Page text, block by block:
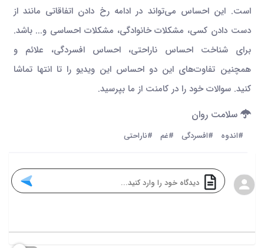
است. این احساس می‌تواند در ادامه رخ دادن اتفاقاتی مانند از
دست دادن کسی، مشکلات خانوادگی، مشکلات احساسی و... باشد.
برای شناخت احساس ناراحتی، احساس افسردگی، علائم و
همچنین تفاوت‌های این دو احساس این ویدیو را تا انتها تماشا
کنید. سوالات خود را در کامنت از ما بپرسید.
سلامت روان
#اندوه #افسردگی #غم #ناراحتی